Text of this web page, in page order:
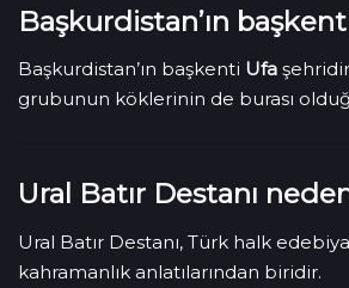
Başkurdistan’ın
Başkurdistan’ın başkenti Ufa
grubunun köklerinin de burası
Ural Batır Destanı
Ural Batır Destanı, Türk halk
kahramanlık anlatılarından biridir.